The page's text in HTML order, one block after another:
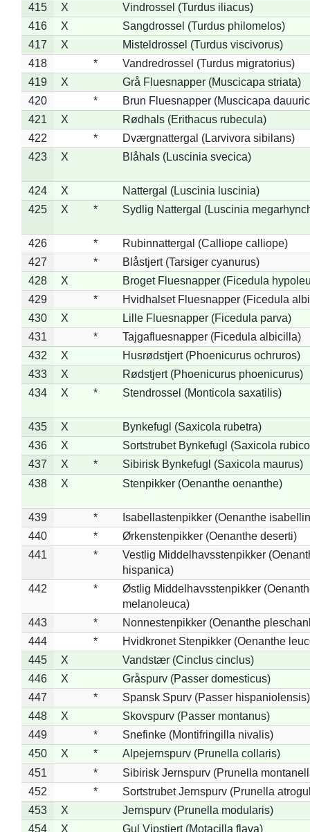
415
X
Vindrossel (Turdus iliacus)
416
X
Sangdrossel (Turdus philomelos)
417
X
Misteldrossel (Turdus viscivorus)
418
*
Vandredrossel (Turdus migratorius)
419
X
Grå Fluesnapper (Muscicapa striata)
420
*
Brun Fluesnapper (Muscicapa
421
X
Rødhals (Erithacus rubecula)
422
*
Dværgnattergal (Larvivora sibilans)
423
X Blåhals (Luscinia svecica)
424 X
Nattergal (Luscinia luscinia)
425
X * Sydlig Nattergal (Luscinia
426 *
Rubinnattergal (Calliope calliope)
427
*
Blåstjert (Tarsiger cyanurus)
428
X
Broget Fluesnapper (Ficedula
429
*
Hvidhalset Fluesnapper (Ficedula
430
X
Lille Fluesnapper (Ficedula parva)
431
*
Tajgafluesnapper (Ficedula albicilla)
432
X
Husrødstjert (Phoenicurus ochruros)
433
X
Rødstjert (Phoenicurus phoenicurus)
434
X * Stendrossel (Monticola saxatilis)
435 X
Bynkefugl (Saxicola rubetra)
436
X
Sortstrubet Bynkefugl (Saxicola
437
X *
Sibirisk Bynkefugl (Saxicola maurus)
438
X Stenpikker (Oenanthe oenanthe)
439 *
Isabellastenpikker (Oenanthe
440
*
Ørkenstenpikker (Oenanthe deserti)
441
*
Vestlig Middelhavsstenpikker
hispanica)
442
*
Østlig Middelhavsstenpikker
melanoleuca)
443
*
Nonnestenpikker (Oenanthe
444
*
Hvidkronet Stenpikker (Oenanthe
445
X
Vandstær (Cinclus cinclus)
446
X
Gråspurv (Passer domesticus)
447
*
Spansk Spurv (Passer hispaniolensis)
448
X
Skovspurv (Passer montanus)
449
*
Snefinke (Montifringilla nivalis)
450
X *
Alpejernspurv (Prunella collaris)
451
*
Sibirisk Jernspurv (Prunella
452
*
Sortstrubet Jernspurv (Prunella
453
X
Jernspurv (Prunella modularis)
454
X Gul Vipstjert (Motacilla flava)